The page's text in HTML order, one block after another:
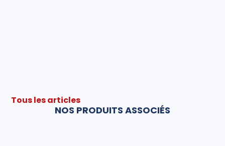
Tous les articles
NOS PRODUITS ASSOCIÉS